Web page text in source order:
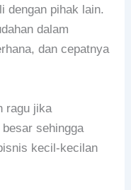
dengan pihak lain.
dalam
dan cepatnya
ragu jika
sehingga
kecil-kecilan